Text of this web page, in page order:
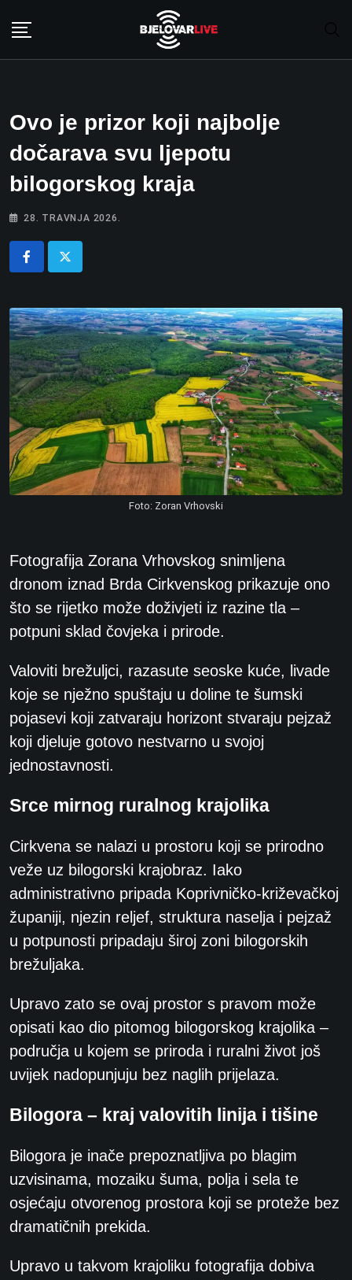
Ovo je prizor koji najbolje
dočarava svu ljepotu
bilogorskog kraja
28. TRAVNJA 2026.
Foto: Zoran Vrhovski
Fotografija Zorana Vrhovskog snimljena
dronom iznad Brda Cirkvenskog prikazuje ono
što se rijetko može doživjeti iz razine tla –
potpuni sklad čovjeka i prirode.
Valoviti brežuljci, razasute seoske kuće, livade
koje se nježno spuštaju u doline te šumski
pojasevi koji zatvaraju horizont stvaraju pejzaž
koji djeluje gotovo nestvarno u svojoj
jednostavnosti.
Srce mirnog ruralnog krajolika
Cirkvena se nalazi u prostoru koji se prirodno
veže uz bilogorski krajobraz. Iako
administrativno pripada Koprivničko-križevačkoj
županiji, njezin reljef, struktura naselja i pejzaž
u potpunosti pripadaju široj zoni bilogorskih
brežuljaka.
Upravo zato se ovaj prostor s pravom može
opisati kao dio pitomog bilogorskog krajolika –
područja u kojem se priroda i ruralni život još
uvijek nadopunjuju bez naglih prijelaza.
Bilogora – kraj valovitih linija i tišine
Bilogora je inače prepoznatljiva po blagim
uzvisinama, mozaiku šuma, polja i sela te
osjećaju otvorenog prostora koji se proteže bez
dramatičnih prekida.
Upravo u takvom krajoliku fotografija dobiva